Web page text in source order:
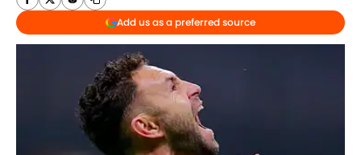
Add us as a preferred source